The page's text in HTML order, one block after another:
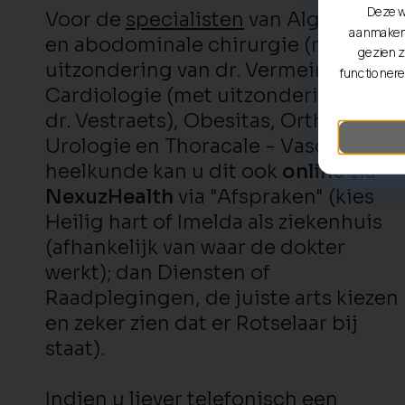
Voor de specialisten van Algemene
en abodominale chirurgie (met
uitzondering van dr. Vermeiren) en
Cardiologie (met uitzondering van
dr. Vestraets), Obesitas, Orthopedie,
Urologie en Thoracale - Vasculaire
heelkunde kan u dit ook onlinevia
NexuzHealth via "Afspraken" (kies
Heilig hart of Imelda als ziekenhuis
(afhankelijk van waar de dokter
werkt); dan Diensten of
Raadplegingen, de juiste arts kiezen
en zeker zien dat er Rotselaar bij
staat).
Indien u liever telefonisch een
Deze
gezien